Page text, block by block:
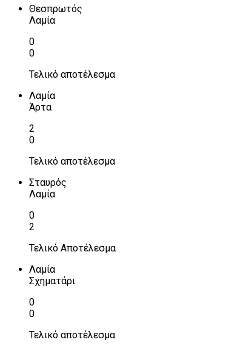
Θεσπρωτός
Λαμία
0
0
Τελικό αποτέλεσμα
Λαμία
Άρτα
2
0
Τελικό αποτέλεσμα
Σταυρός
Λαμία
0
2
Τελικό Αποτέλεσμα
Λαμία
Σχηματάρι
0
0
Τελικό αποτέλεσμα